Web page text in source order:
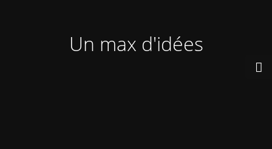
Un max d'idées